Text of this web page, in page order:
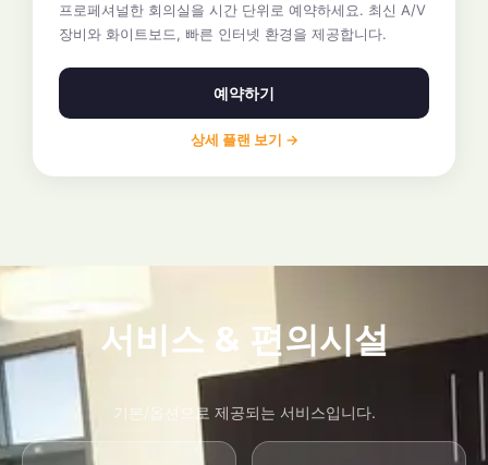
프로페셔널한 회의실을 시간 단위로 예약하세요. 최신 A/V
장비와 화이트보드, 빠른 인터넷 환경을 제공합니다.
예약하기
상세 플랜 보기 →
서비스 & 편의시설
기본/옵션으로 제공되는 서비스입니다.